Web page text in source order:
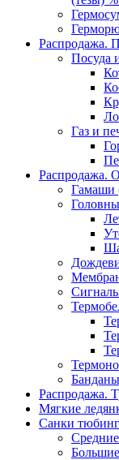
Распродажа.
Посуда
Газ и
Распродажа.
Гамаши
Распродажа.
Мягкие
Санки
Средние
Большие